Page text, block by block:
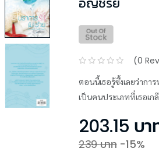
(0
ตอนนี้เธอรู้ซึ้งเลยว่าก
เป็นคนประเภทที่เธอเก
203.15 บา
239บาท -15%